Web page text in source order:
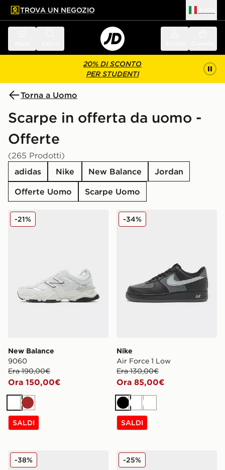
principale
a fondo pagina
TROVA UN NEGOZIO
20% DI SCONTO
PER STUDENTI
Torna a Uomo
Scarpe in offerta da uomo -
Offerte
(265 Prodotti)
adidas
Nike New Balance
Jordan
Offerte Uomo
Scarpe Uomo
New Balance 9060
New Balance
9060
Era 190,00€
Ora 150,00€
-21%
BiancoMarrone
SALDI
Nike Air Force 1 Low
Nike
Air Force 1 Low
Era 130,00€
Ora 85,00€
-34%
NeroBiancoBianco
SALDI
Nike Air Force 1 Low
-38% Nike Air Force 1 '07 LV8
-25%